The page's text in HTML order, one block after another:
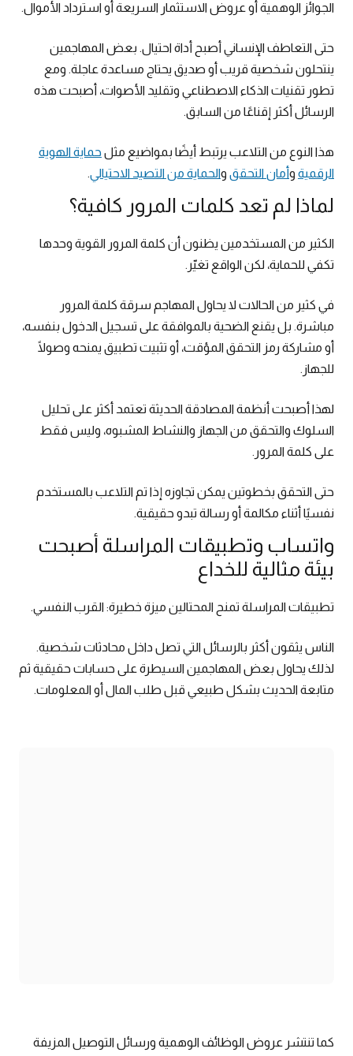
الجوائز الوهمية أو عروض الاستثمار السريعة أو استرداد الأموال.
حتى التعاطف الإنساني أصبح أداة احتيال. بعض المهاجمين
ينتحلون شخصية قريب أو صديق يحتاج مساعدة عاجلة. ومع
تطور تقنيات الذكاء الاصطناعي وتقليد الأصوات، أصبحت هذه
الرسائل أكثر إقناعًا من السابق.
هذا النوع من التلاعب يرتبط أيضًا بمواضيع مثل حماية الهوية
الرقمية وأمان التحقق والحماية من التصيد الاحتيالي.
لماذا لم تعد كلمات المرور كافية؟
الكثير من المستخدمين يظنون أن كلمة المرور القوية وحدها
تكفي للحماية، لكن الواقع تغيّر.
في كثير من الحالات لا يحاول المهاجم سرقة كلمة المرور
مباشرة. بل يقنع الضحية بالموافقة على تسجيل الدخول بنفسه،
أو مشاركة رمز التحقق المؤقت، أو تثبيت تطبيق يمنحه وصولًا
للجهاز.
لهذا أصبحت أنظمة المصادقة الحديثة تعتمد أكثر على تحليل
السلوك والتحقق من الجهاز والنشاط المشبوه، وليس فقط
على كلمة المرور.
حتى التحقق بخطوتين يمكن تجاوزه إذا تم التلاعب بالمستخدم
نفسيًا أثناء مكالمة أو رسالة تبدو حقيقية.
واتساب وتطبيقات المراسلة أصبحت
بيئة مثالية للخداع
تطبيقات المراسلة تمنح المحتالين ميزة خطيرة: القرب النفسي.
الناس يثقون أكثر بالرسائل التي تصل داخل محادثات شخصية.
لذلك يحاول بعض المهاجمين السيطرة على حسابات حقيقية ثم
متابعة الحديث بشكل طبيعي قبل طلب المال أو المعلومات.
كما تنتشر عروض الوظائف الوهمية ورسائل التوصيل المزيفة